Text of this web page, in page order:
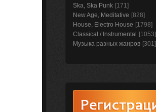
Ska, Ska Punk [171]
New Age, Meditative [828]
House, Electro House [1798]
Classical / Instrumental
[1053]
Музыка разных жанров [301]